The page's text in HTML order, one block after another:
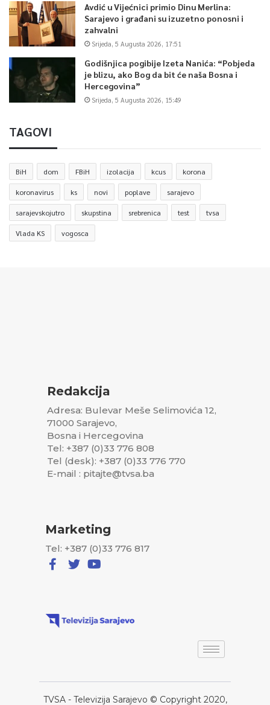
Avdić u Vijećnici primio Dinu Merlina:
Sarajevo i građani su izuzetno ponosni i
zahvalni
Srijeda, 5 Augusta 2026, 17:51
Godišnjica pogibije Izeta Nanića: “Pobjeda
je blizu, ako Bog da bit će naša Bosna i
Hercegovina”
Srijeda, 5 Augusta 2026, 15:49
TAGOVI
BiH dom FBiH izolacija kcus korona
koronavirus ks novi poplave sarajevo
sarajevskojutro skupstina srebrenica test tvsa
Vlada KS vogosca
Redakcija
Adresa: Bulevar Meše Selimovića 12,
71000 Sarajevo,
Bosna i Hercegovina
Tel: +387 (0)33 776 808
Tel (desk): +387 (0)33 776 770
E-mail : pitajte@tvsa.ba
Marketing
Tel: +387 (0)33 776 817
TVSA - Televizija Sarajevo © Copyright 2020,